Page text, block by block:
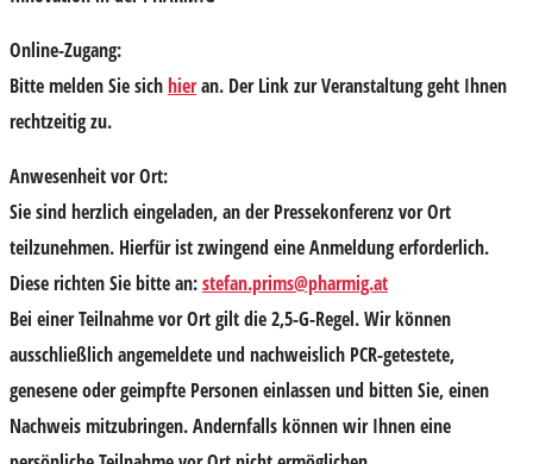
Online-Zugang:
Bitte melden Sie sichhieran. Der Link zur Veranstaltung geht Ihnen
rechtzeitig zu.
Anwesenheit vor Ort:
Sie sind herzlich eingeladen, an der Pressekonferenz vor Ort
teilzunehmen. Hierfür istzwingend eine Anmeldung erforderlich.
Diese richten Sie bitte an:stefan.prims@pharmig.at
Bei einer Teilnahme vor Ort gilt die 2,5-G-Regel. Wir können
ausschließlich angemeldete und nachweislich PCR-getestete,
genesene oder geimpfte Personen einlassen und bitten Sie, einen
Nachweis mitzubringen. Andernfalls können wir Ihnen eine